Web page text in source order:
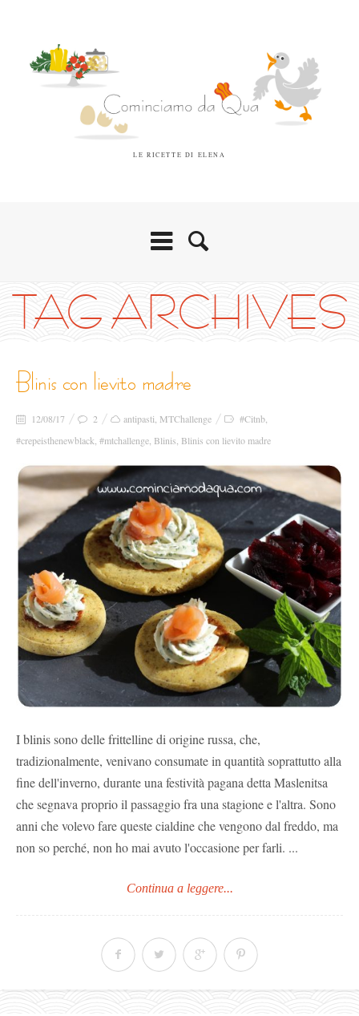
LE RICETTE DI ELENA
TAG ARCHIVES
blinis con lievito madre
12/08/17 2 antipasti MTChallenge #Citnb
#crepeisthenewblack #mtchallenge Blinis Blinis con lievito madre
I blinis sono delle frittelline di origine russa, che,
tradizionalmente, venivano consumate in quantità soprattutto alla
fine dell'inverno, durante una festività pagana detta Maslenitsa
che segnava proprio il passaggio fra una stagione e l'altra. Sono
anni che volevo fare queste cialdine che vengono dal freddo, ma
non so perché, non ho mai avuto l'occasione per farli. ...
Continua a leggere...